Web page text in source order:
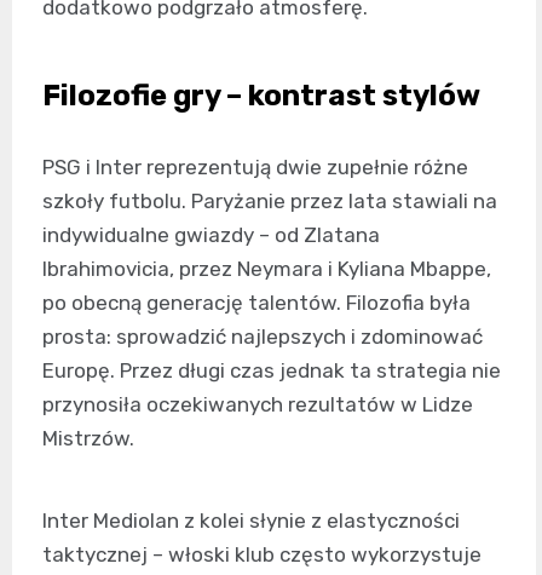
dodatkowo podgrzało atmosferę.
Filozofie gry – kontrast stylów
PSG i Inter reprezentują dwie zupełnie różne
szkoły futbolu. Paryżanie przez lata stawiali na
indywidualne gwiazdy – od Zlatana
Ibrahimovicia, przez Neymara i Kyliana Mbappe,
po obecną generację talentów. Filozofia była
prosta: sprowadzić najlepszych i zdominować
Europę. Przez długi czas jednak ta strategia nie
przynosiła oczekiwanych rezultatów w Lidze
Mistrzów.
Inter Mediolan z kolei słynie z elastyczności
taktycznej – włoski klub często wykorzystuje